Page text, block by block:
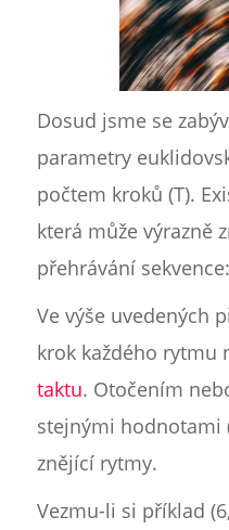
Dosud jsme se
parametry
počtem kroků (T).
která může výrazně
přehrávání
Ve výše uvedených
krok každého rytmu
taktu. Otočením
stejnými hodnotami
znějící rytmy.
Vezmu-li si příklad